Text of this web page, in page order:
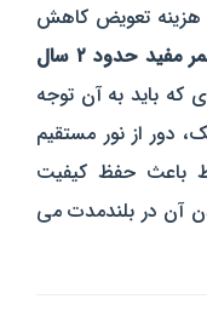
هزینه تعویض کاهش
مفید حدود ۲ سال
که باید به آن توجه
دور از نور مستقیم
باعث حفظ کیفیت
آن در بلندمدت می‌